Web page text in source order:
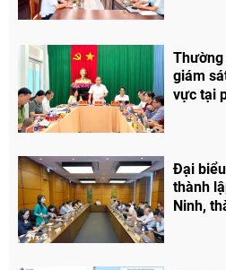
Thường
giám
vực tại
Đại
thành
Ninh,